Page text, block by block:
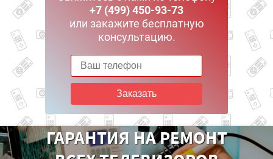
+7 (499) 450-93-73
или закажите бесплатную
консультацию.
Заказать
ГАРАНТИЯ НА РЕМОНТ